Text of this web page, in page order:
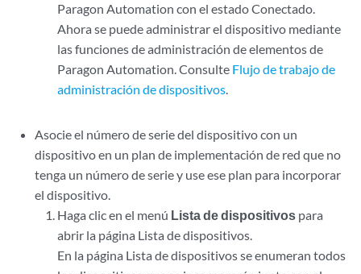
Paragon Automation con el estado Conectado.
Ahora se puede administrar el dispositivo mediante
las funciones de administración de elementos de
Paragon Automation. Consulte Flujo de trabajo de
administración de dispositivos.
Asocie el número de serie del dispositivo con un
dispositivo en un plan de implementación de red que no
tenga un número de serie y use ese plan para incorporar
el dispositivo.
Haga clic en el menú Lista de dispositivospara
abrir la página Lista de dispositivos.
En la página Lista de dispositivos se enumeran todos